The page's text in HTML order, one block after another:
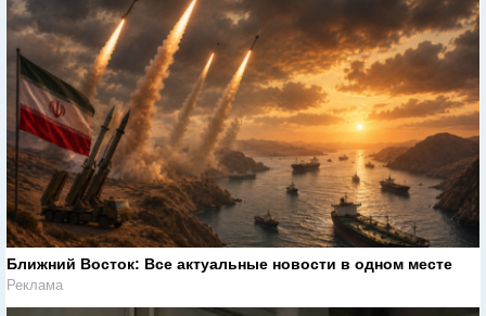
Ближний Восток: Все актуальные новости в одном месте
Реклама